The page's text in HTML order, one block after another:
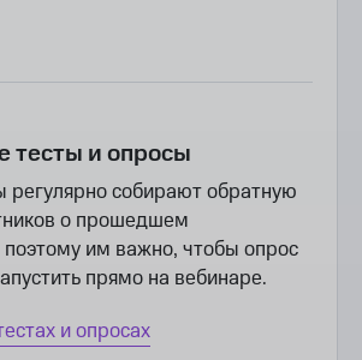
тесты и опросы
регулярно собирают обратную
о прошедшем
им важно, чтобы опрос
прямо на вебинаре.
и опросах